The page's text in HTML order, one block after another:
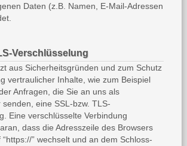
Daten (z.B. Namen, E-Mail-Adressen
Verschlüsselung
aus Sicherheitsgründen und zum Schutz
vertraulicher Inhalte, wie zum Beispiel
Anfragen, die Sie an uns als
senden, eine SSL-bzw. TLS-
Eine verschlüsselte Verbindung
dass die Adresszeile des Browsers
“https://” wechselt und an dem Schloss-